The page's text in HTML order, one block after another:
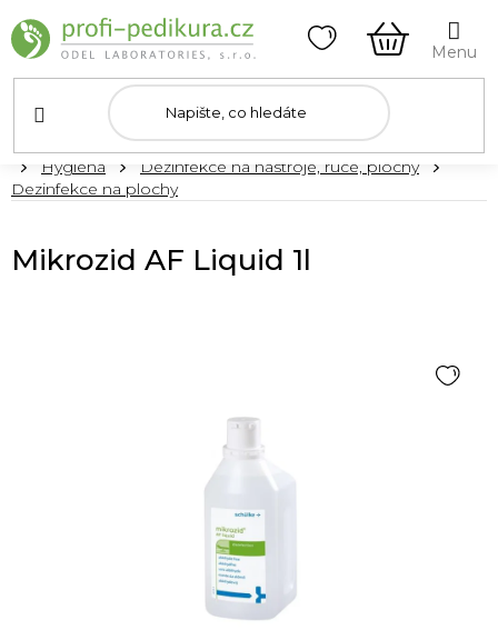
na
obsah
NÁKUPNÍ
KOŠÍK
DomůHygiena
Dezinfekce na nástroje, ruce, plochy
Dezinfekce na plochy
Mikrozid AF Liquid 1l